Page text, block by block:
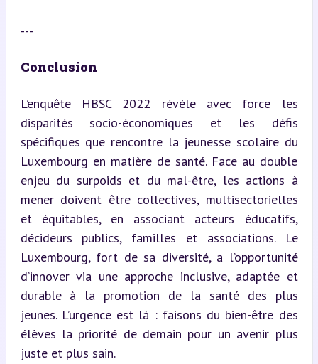
---
Conclusion
L’enquête HBSC 2022 révèle avec force les
disparités socio-économiques et les défis
spécifiques que rencontre la jeunesse scolaire du
Luxembourg en matière de santé. Face au double
enjeu du surpoids et du mal-être, les actions à
mener doivent être collectives, multisectorielles
et équitables, en associant acteurs éducatifs,
décideurs publics, familles et associations. Le
Luxembourg, fort de sa diversité, a l’opportunité
d’innover via une approche inclusive, adaptée et
durable à la promotion de la santé des plus
jeunes. L’urgence est là : faisons du bien-être des
élèves la priorité de demain pour un avenir plus
juste et plus sain.